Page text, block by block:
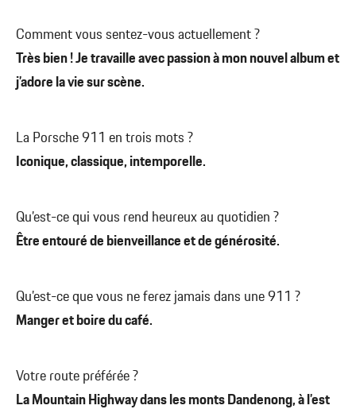
Comment vous sentez-vous actuellement ?
Très bien ! Je travaille avec passion à mon nouvel album et
j’adore la vie sur scène.
La Porsche 911 en trois mots ?
Iconique, classique, intemporelle.
Qu’est-ce qui vous rend heureux au quotidien ?
Être entouré de bienveillance et de générosité.
Qu’est-ce que vous ne ferez jamais dans une 911 ?
Manger et boire du café.
Votre route préférée ?
La Mountain Highway dans les monts Dandenong, à l’est